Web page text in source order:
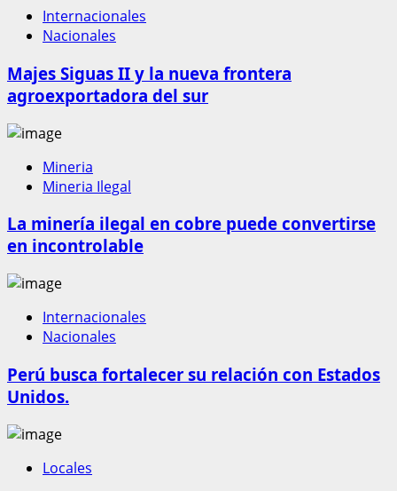
Internacionales
Nacionales
Majes Siguas II y la nueva frontera
agroexportadora del sur
Mineria
Mineria Ilegal
La minería ilegal en cobre puede convertirse
en incontrolable
Internacionales
Nacionales
Perú busca fortalecer su relación con Estados
Unidos.
Locales